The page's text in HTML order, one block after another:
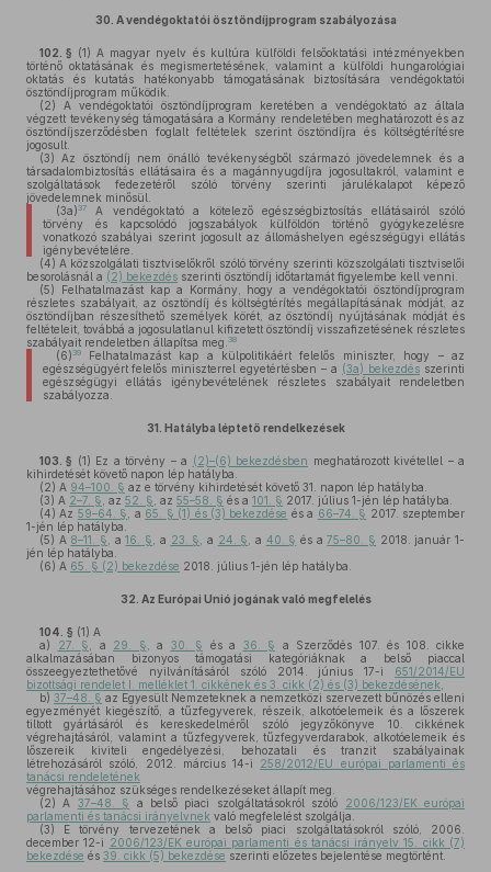
30. A vendégoktatói ösztöndíjprogram szabályozása
102. § (1) A magyar nyelv és kultúra külföldi felsőoktatási intézményekben
történő oktatásának és megismertetésének, valamint a külföldi hungarológiai
oktatás és kutatás hatékonyabb támogatásának biztosítására vendégoktatói
ösztöndíjprogram működik.
(2) A vendégoktatói ösztöndíjprogram keretében a vendégoktató az általa
végzett tevékenység támogatására a Kormány rendeletében meghatározott és az
ösztöndíjszerződésben foglalt feltételek szerint ösztöndíjra és költségtérítésre
jogosult.
(3) Az ösztöndíj nem önálló tevékenységből származó jövedelemnek és a
társadalombiztosítás ellátásaira és a magánnyugdíjra jogosultakról, valamint e
szolgáltatások fedezetéről szóló törvény szerinti járulékalapot képező
jövedelemnek minősül.
(3a) 37A vendégoktató a kötelező egészségbiztosítás ellátásairól szóló
törvény és kapcsolódó jogszabályok külföldön történő gyógykezelésre
vonatkozó szabályai szerint jogosult az állomáshelyen egészségügyi ellátás
igénybevételére.
(4) A közszolgálati tisztviselőkről szóló törvény szerinti közszolgálati tisztviselői
besorolásnál a (2) bekezdés szerinti ösztöndíj időtartamát figyelembe kell venni.
(5) Felhatalmazást kap a Kormány, hogy a vendégoktatói ösztöndíjprogram
részletes szabályait, az ösztöndíj és költségtérítés megállapításának módját, az
ösztöndíjban részesíthető személyek körét, az ösztöndíj nyújtásának módját és
feltételeit, továbbá a jogosulatlanul kifizetett ösztöndíj visszafizetésének részletes
szabályait rendeletben állapítsa meg. 38
(6) 39Felhatalmazást kap a külpolitikáért felelős miniszter, hogy – az
egészségügyért felelős miniszterrel egyetértésben – a (3a) bekezdés szerinti
egészségügyi ellátás igénybevételének részletes szabályait rendeletben
szabályozza.
31. Hatályba léptető rendelkezések
103. § (1) Ez a törvény – a (2)–(6) bekezdésben meghatározott kivétellel – a
kihirdetését követő napon lép hatályba.
(2) A 94–100. § az e törvény kihirdetését követő 31. napon lép hatályba.
(3) A 2–7. § , az 52. § , az 55–58. § és a 101. § 2017. július 1-jén lép hatályba.
(4) Az 59–64. § , a 65. § (1) és (3) bekezdése és a 66–74. § 2017. szeptember
1-jén lép hatályba.
(5) A 8–11. § , a16. § , a 23. § , a 24. § , a 40. § és a75–80. § 2018. január 1-
jén lép hatályba.
(6) A 65. § (2) bekezdése 2018. július 1-jén lép hatályba.
32. Az Európai Unió jogának való megfelelés
104. § (1) A
a)
27. § , a 29. § , a 30. § és a 36. § a Szerződés 107. és 108. cikke
alkalmazásában bizonyos támogatási kategóriáknak a belső piaccal
összeegyeztethetővé nyilvánításáról szóló 2014. június 17-i 651/2014/EU
bizottsági rendelet I. melléklet 1. cikkének és 3. cikk (2) és (3) bekezdésének
b) 37–48. § az Egyesült Nemzeteknek a nemzetközi szervezett bűnözés elleni
egyezményét kiegészítő, a tűzfegyverek, részeik, alkotóelemeik és a lőszerek
tiltott gyártásáról és kereskedelméről szóló jegyzőkönyve 10. cikkének
végrehajtásáról, valamint a tűzfegyverek, tűzfegyverdarabok, alkotóelemeik és
lőszereik kiviteli engedélyezési, behozatali és tranzit szabályainak
létrehozásáról szóló, 2012. március 14-i 258/2012/EU európai parlamenti és
tanácsi rendeletének
végrehajtásához szükséges rendelkezéseket állapít meg.
(2) A 37–48. § a belső piaci szolgáltatásokról szóló
2006/123/EK európai
parlamenti és tanácsi irányelvnek való megfelelést szolgálja.
(3) E törvény tervezetének a belső piaci szolgáltatásokról szóló, 2006.
december 12-i 2006/123/EK európai parlamenti és tanácsi irányelv 15. cikk (7)
bekezdése és 39. cikk (5) bekezdése szerinti előzetes bejelentése megtörtént.